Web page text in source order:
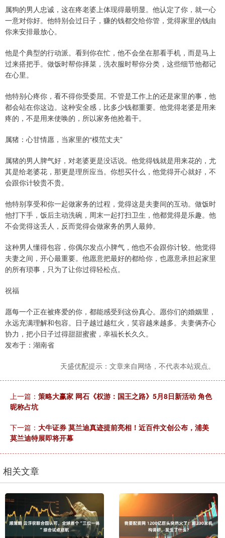
属狗的男人忠诚，这在疼老婆上体现得最明显。他认定了你，就一心
一意对你好。他特别会过日子，赚的钱都交给你管，觉得家里的钱由
你来安排最放心。
他是个典型的行动派。看到你在忙，他不会坐在那看手机，而是马上
过来搭把手。做饭时帮你择菜，洗衣服时帮你分类，这些细节他都记
在心里。
他特别心疼你，看不得你受委屈。不管是工作上的还是家里的事，他
都会站在你这边。这种安全感，比多少钱都重要。他觉得老婆是用来
疼的，不是用来使唤的，所以家务他抢着干。
属猪：心甘情愿，当家里的“模范丈夫”
属猪的男人脾气好，对老婆更是没话说。他觉得钱就是用来花的，尤
其是给老婆花，那更是理所应当。你想买什么，他觉得开心就好，不
会跟你计较贵不贵。
他特别享受和你一起做家务的过程，觉得这是夫妻间的互动。做饭时
他打下手，饭后主动洗碗，周末一起打扫卫生，他都觉得是乐趣。他
不会觉得这丢人，反而觉得会做家务的男人最帅。
这种男人懂得包容，你偶尔发点小脾气，他也不会跟你计较。他觉得
夫妻之间，开心最重要。他愿意把最好的都给你，也愿意承担起家里
的所有琐事，只为了让你过得轻松点。
祝福
愿每一个正在被疼爱的你，都能感受到这份真心。愿你们的婚姻里，
永远充满理解和包容。日子越过越红火，笑容越来越多。夫妻俩齐心
协力，把小日子过得甜甜蜜蜜，幸福长长久久。
发布于：湖南省
天盛优配提示：文章来自网络，不代表本站观点。
上一篇： 策略大赢家 网石《权游：国王之路》5月8日新活动 角色
昵称占坑
下一篇： 大牛证券 莫兰迪真迹提前亮相！近百件文创公布，浦美
莫兰迪特展即将开幕
相关文章